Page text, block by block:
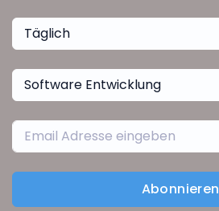
Täglich
Software Entwicklung
Abonnieren